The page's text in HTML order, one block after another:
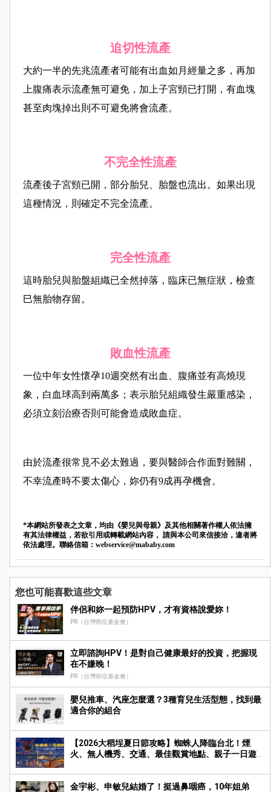
迫切性流產
大約一半的先兆流產者可能有出血如月經量之多，再加
上腹痛表示流產無可避免，加上子宮頸已打開，有血塊
甚至肉塊掉出則不可避免將會流產。
不完全性流產
流產後子宮頸已開，部分胎兒、胎盤也流出。如果出現
這種情況，則確定不完全流產。
完全性流產
這時胎兒與胎盤組織已全然掉落，臨床已無症狀，檢查
巳無胎物存留。
敗血性流產
一位中年女性懷孕10週突然有出血、腹痛並有高燒現
象，白血球高到兩萬多；表示胎兒組織發生嚴重感染，
必須立刻治療否則可能會造成敗血症。
由於流產很常見不必太難過，要與醫師合作面對難關，
不幸流產時不要太傷心，妳仍有9成再孕機會。
*本網站所發表之文章，均由《嬰兒與母親》及其他相關著作權人依法擁
有其法律權益，若欲引用或轉載網站內容， 請與本公司來信接洽，違者將
依法處理。聯絡信箱： webservice@mababy.com
您也可能喜歡這些文章
伴侶和妳一起預防HPV，才有資格說愛妳！
PR（台灣癌症基金會）
立即諮詢HPV！是對自己健康最好的投資，把握現
在不嫌晚！
PR（台灣癌症基金會）
嬰兒推車、汽座怎麼選？3種育兒生活型態，找到最
適合你的組合
【2026大稻埕夏日節攻略】蜘蛛人降臨台北！煙
火、無人機秀、交通、最佳觀賞地點、親子一日遊
金宇彬、申敏兒結婚了！挺過鼻咽癌，10年姐弟